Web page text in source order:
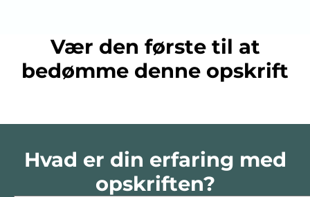
Vær den første til at
bedømme denne opskrift
Hvad er din erfaring med
opskriften?